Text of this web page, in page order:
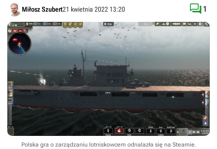
Miłosz Szubert21 kwietnia 2022 13:20  1
Polska gra o zarządzaniu lotniskowcem odnalazła się na Steamie.